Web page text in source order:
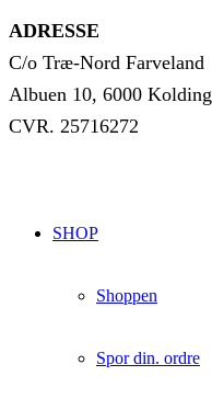
ADRESSE
C/o Træ-Nord Farveland
Albuen 10, 6000 Kolding
CVR. 25716272
SHOP
Shoppen
Spor din. ordre